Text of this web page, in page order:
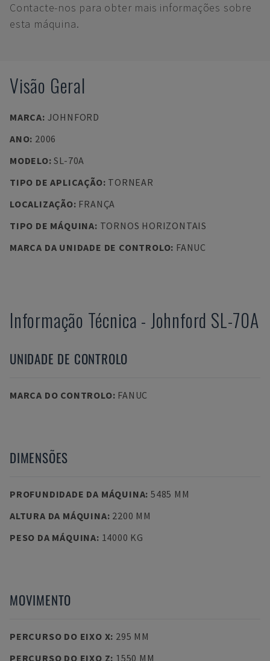
Contacte-nos para obter mais informações sobre
esta máquina.
Visão Geral
MARCA: JOHNFORD
ANO: 2006
MODELO:SL-70A
TIPO DE APLICAÇÃO: TORNEAR
LOCALIZAÇÃO: FRANÇA
TIPO DE MÁQUINA: TORNOS HORIZONTAIS
MARCA DA UNIDADE DE CONTROLO: FANUC
Informação Técnica - Johnford SL-70A
UNIDADE DE CONTROLO
MARCA DO CONTROLO: FANUC
DIMENSÕES
PROFUNDIDADE DA MÁQUINA: 5485 MM
ALTURA DA MÁQUINA: 2200 MM
PESO DA MÁQUINA: 14000 KG
MOVIMENTO
PERCURSO DO EIXO X: 295 MM
PERCURSO DO EIXO Z: 1550 MM